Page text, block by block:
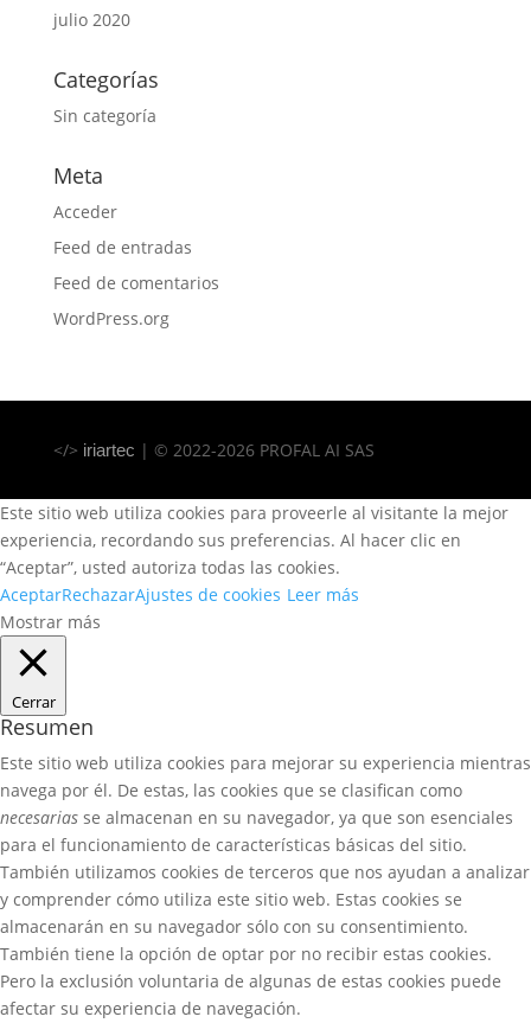
julio 2020
Categorías
Sin categoría
Meta
Acceder
Feed de entradas
Feed de comentarios
WordPress.org
</> iriartec | © 2022-2026 PROFAL AI SAS
Este sitio web utiliza cookies para proveerle al visitante la mejor
experiencia, recordando sus preferencias. Al hacer clic en
“Aceptar”, usted autoriza todas las cookies.
AceptarRechazarAjustes de cookies Leer más
Mostrar más
Cerrar
Resumen
Este sitio web utiliza cookies para mejorar su experiencia mientras
navega por él. De estas, las cookies que se clasifican como
necesarias se almacenan en su navegador, ya que son esenciales
para el funcionamiento de características básicas del sitio.
También utilizamos cookies de terceros que nos ayudan a analizar
y comprender cómo utiliza este sitio web. Estas cookies se
almacenarán en su navegador sólo con su consentimiento.
También tiene la opción de optar por no recibir estas cookies.
Pero la exclusión voluntaria de algunas de estas cookies puede
afectar su experiencia de navegación.